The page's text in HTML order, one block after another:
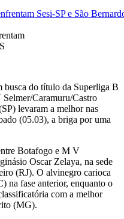
busca do título da Superliga B
Caramuru/Castro
levaram a melhor nas
(05.03), a briga por uma
Botafogo e M V
Oscar Zelaya, na sede
(RJ). O alvinegro carioca
na fase anterior, enquanto o
com a melhor
(MG).